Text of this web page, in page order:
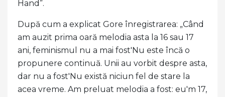
Hand”.
După cum a explicat Gore înregistrarea: „Când
am auzit prima oară melodia asta la 16 sau 17
ani, feminismul nu a mai fost'Nu este încă o
propunere continuă. Unii au vorbit despre asta,
dar nu a fost'Nu există niciun fel de stare la
acea vreme. Am preluat melodia a fost: eu'm 17,